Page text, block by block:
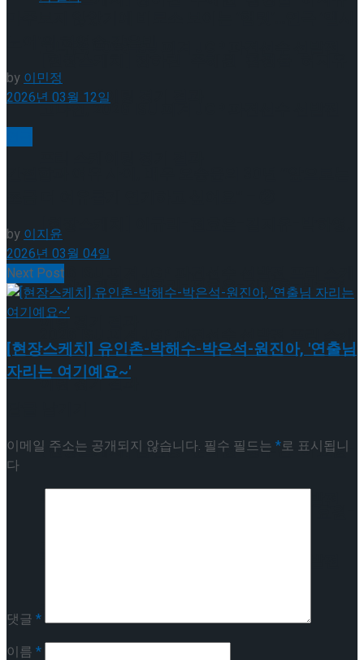
프리 스케이팅 경기 결과
[현장스케치] 이규리-전효은-김지유-박하영,
2026 ISU 피겨 JGP 파견선수 선발전 프리 스케
이팅 경기 결과
[현장스케치] 김민송-문지원-정수빈-이효원-
Trending Tags
고나연, 2026 ISU 피겨 JGP 파견선수 선발전
[현장스케치] 이규리-전효은-김지유-박하영,
이팅 경기 결과
프리 스케이팅 경기 결과
by이민정
2026년 03월 12일
by이지윤
2026년 03월 04일
Next Post
[현장스케치] 유인촌-박해수-박은석-원진아, '연출님
자리는 여기예요~'
이메일 주소는 공개되지 않습니다. 필수 필드는 *로 표시됩니
다
댓글 *
이름 *